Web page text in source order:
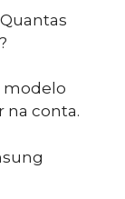
Quantas
modelo
na conta.